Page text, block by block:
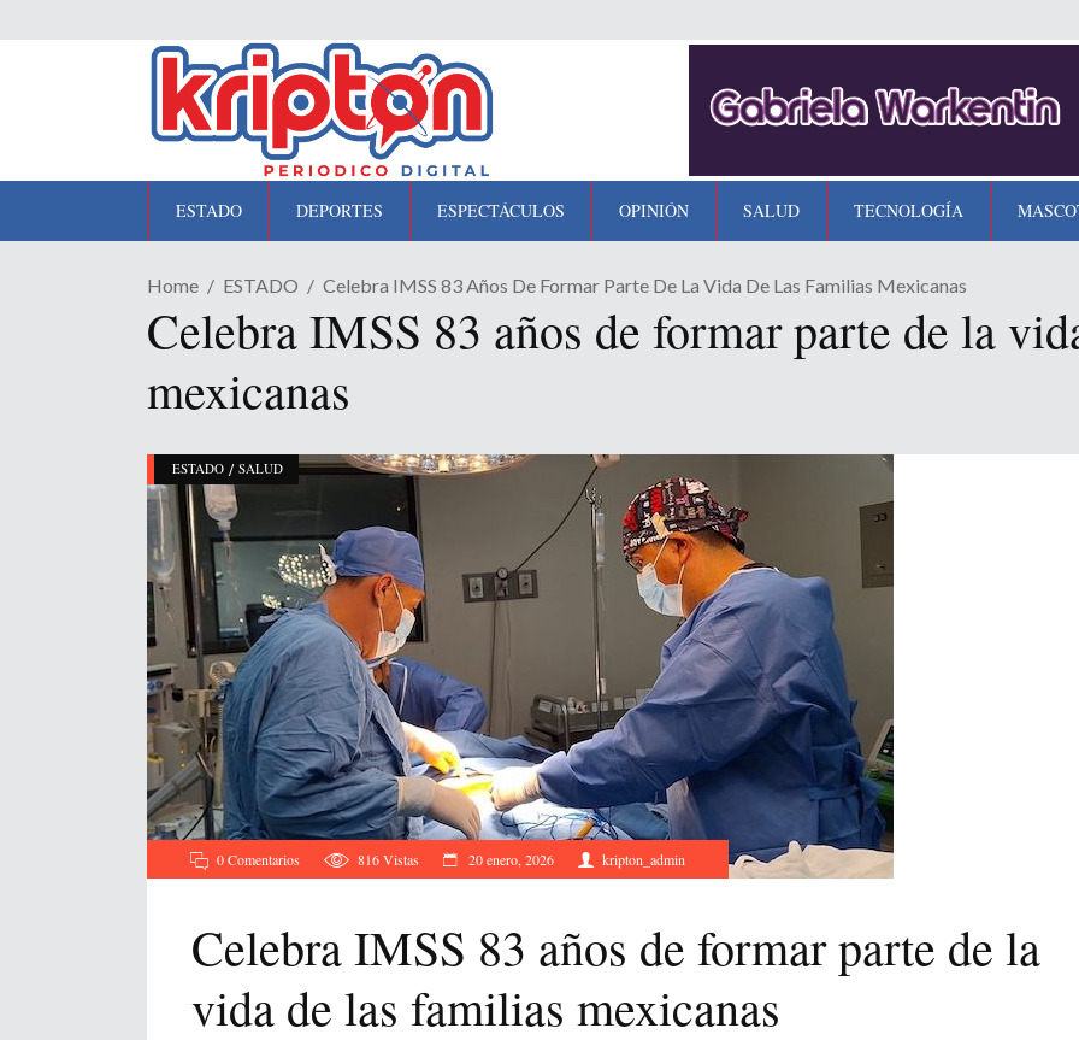
ESTADO DEPORTES ESPECTÁCULOS OPINIÓN SALUD TECNOLOGÍA
Home ESTADO Celebra IMSS 83 Años De Formar Parte De La Vida De Las Familias Mexicanas
Celebra IMSS 83 años de formar parte de la
mexicanas
ESTADO / SALUD
0 Comentarios 816Vistas 20 enero, 2026 kripton_admin
Celebra IMSS 83 años de formar parte de la
vida de las familias mexicanas